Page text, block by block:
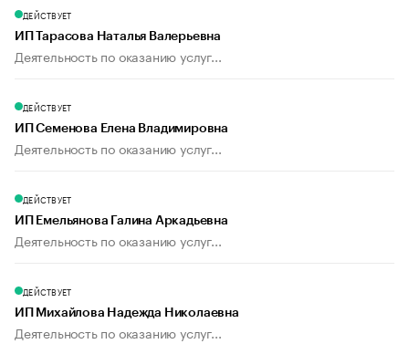
ДЕЙСТВУЕТ
ИП Тарасова Наталья Валерьевна
Деятельность по оказанию услуг...
ДЕЙСТВУЕТ
ИП Семенова Елена Владимировна
Деятельность по оказанию услуг...
ДЕЙСТВУЕТ
ИП Емельянова Галина Аркадьевна
Деятельность по оказанию услуг...
ДЕЙСТВУЕТ
ИП Михайлова Надежда Николаевна
Деятельность по оказанию услуг...